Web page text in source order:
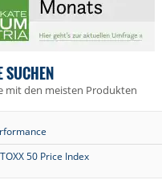
SUCHEN
mit den meisten Produkten
50 Price Index